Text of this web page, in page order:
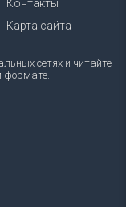
Контакты
Карта сайта
сетях и читайте
формате.